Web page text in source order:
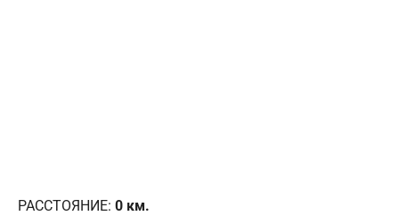
РАССТОЯНИЕ: 0 км.